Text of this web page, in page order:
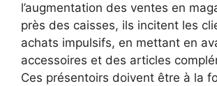
l’augmentation des ventes en
près des caisses, ils incitent les
achats impulsifs, en mettant en
accessoires et des articles
Ces présentoirs doivent être à la